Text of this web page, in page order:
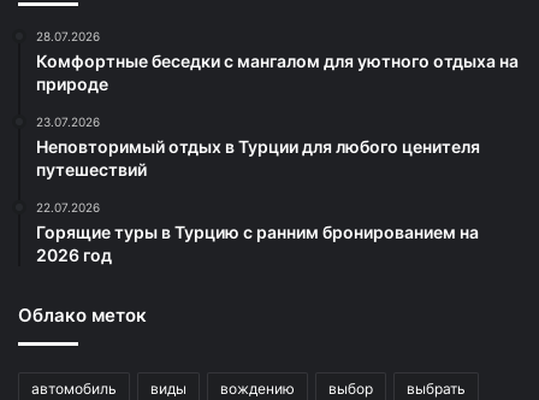
28.07.2026
Комфортные беседки с мангалом для уютного отдыха на
природе
23.07.2026
Неповторимый отдых в Турции для любого ценителя
путешествий
22.07.2026
Горящие туры в Турцию с ранним бронированием на
2026 год
Облако меток
автомобиль виды вождению выбор выбрать